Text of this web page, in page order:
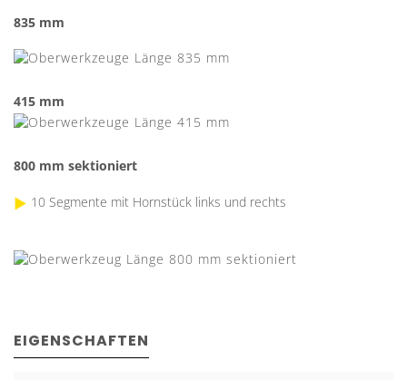
835 mm
415 mm
800 mm sektioniert
10 Segmente mit Hornstück links und rechts
EIGENSCHAFTEN